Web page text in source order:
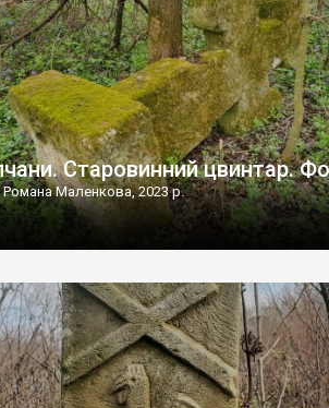
Старовинний цвинтар.
Маленкова, 2023 р.